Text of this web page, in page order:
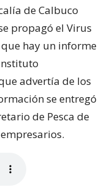
de Calbuco
propagó el Virus
hay un informe
advertía de los
se entregó
de Pesca de